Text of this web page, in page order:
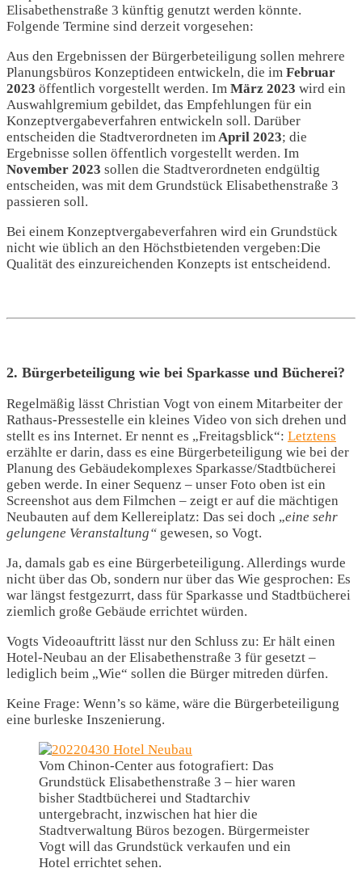
Elisabethenstraße 3 künftig genutzt werden könnte.
Folgende Termine sind derzeit vorgesehen:
Aus den Ergebnissen der Bürgerbeteiligung sollen mehrere
Planungsbüros Konzeptideen entwickeln, die im Februar
2023 öffentlich vorgestellt werden. Im März 2023 wird ein
Auswahlgremium gebildet, das Empfehlungen für ein
Konzeptvergabeverfahren entwickeln soll. Darüber
entscheiden die Stadtverordneten imApril 2023; die
Ergebnisse sollen öffentlich vorgestellt werden. Im
November 2023 sollen die Stadtverordneten endgültig
entscheiden, was mit dem Grundstück Elisabethenstraße 3
passieren soll.
Bei einem Konzeptvergabeverfahren wird ein Grundstück
nicht wie üblich an den Höchstbietenden vergeben:Die
Qualität des einzureichenden Konzepts ist entscheidend.
2. Bürgerbeteiligung wie bei Sparkasse und Bücherei?
Regelmäßig lässt Christian Vogt von einem Mitarbeiter der
Rathaus-Pressestelle ein kleines Video von sich drehen und
stellt es ins Internet. Er nennt es „Freitagsblick“: Letztens
erzählte er darin, dass es eine Bürgerbeteiligung wie bei der
Planung des Gebäudekomplexes Sparkasse/Stadtbücherei
geben werde. In einer Sequenz – unser Foto oben ist ein
Screenshot aus dem Filmchen – zeigt er auf die mächtigen
Neubauten auf dem Kellereiplatz: Das sei doch „eine sehr
gelungene Veranstaltung“ gewesen, so Vogt.
Ja, damals gab es eine Bürgerbeteiligung. Allerdings wurde
nicht über das Ob, sondern nur über das Wie gesprochen: Es
war längst festgezurrt, dass für Sparkasse und Stadtbücherei
ziemlich große Gebäude errichtet würden.
Vogts Videoauftritt lässt nur den Schluss zu: Er hält einen
Hotel-Neubau an der Elisabethenstraße 3 für gesetzt –
lediglich beim „Wie“ sollen die Bürger mitreden dürfen.
Keine Frage: Wenn’s so käme, wäre die Bürgerbeteiligung
eine burleske Inszenierung.
Vom Chinon-Center aus fotografiert: Das
Grundstück Elisabethenstraße 3 – hier waren
bisher Stadtbücherei und Stadtarchiv
untergebracht, inzwischen hat hier die
Stadtverwaltung Büros bezogen. Bürgermeister
Vogt will das Grundstück verkaufen und ein
Hotel errichtet sehen.